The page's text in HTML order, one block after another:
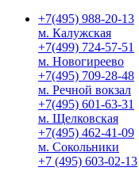
+7(495) 988-20-13
м. Калужская
+7(499) 724-57-51
м. Новогиреево
+7(495) 709-28-48
м. Речной вокзал
+7(495) 601-63-31
м. Щелковская
+7(495) 462-41-09
м. Сокольники
+7 (495) 603-02-13